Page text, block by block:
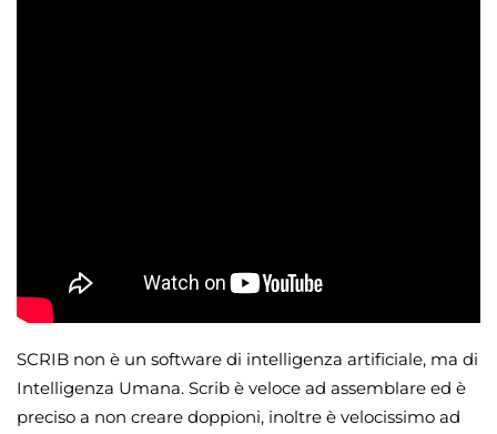
SCRIB non è un software di intelligenza artificiale, ma di
Intelligenza Umana. Scrib è veloce ad assemblare ed è
preciso a non creare doppioni, inoltre è velocissimo ad